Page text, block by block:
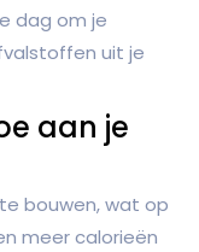
dag om je
uit je
aan je
bouwen, wat op
meer calorieën